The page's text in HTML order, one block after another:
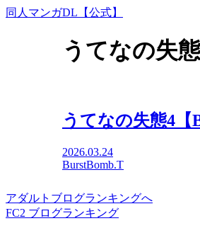
同人マンガDL【公式】
うてなの失態
うてなの失態4【
2026.03.24
BurstBomb.T
アダルトブログランキングへ
FC2 ブログランキング